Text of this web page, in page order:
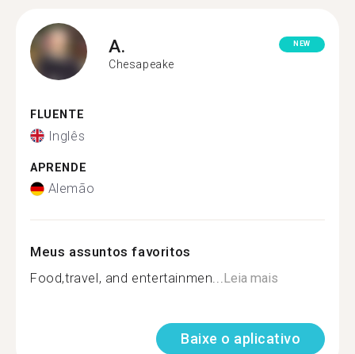
A.
Chesapeake
NEW
FLUENTE
Inglês
APRENDE
Alemão
Meus assuntos favoritos
Food,travel, and entertainmen...Leia mais
Baixe o aplicativo